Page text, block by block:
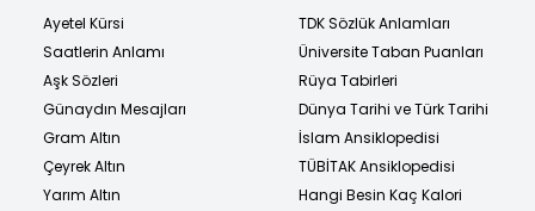
Ayetel Kürsi
Saatlerin Anlamı
Aşk Sözleri
Günaydın Mesajları
Gram Altın
Çeyrek Altın
Yarım Altın
TDK Sözlük Anlamları
Üniversite Taban Puanları
Rüya Tabirleri
Dünya Tarihi ve Türk Tarihi
İslam Ansiklopedisi
TÜBİTAK Ansiklopedisi
Hangi Besin Kaç Kalori